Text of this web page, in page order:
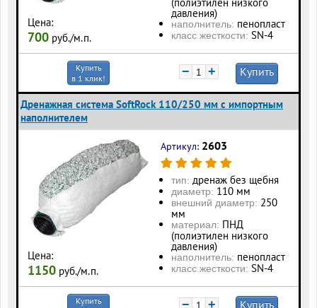
Цена:
700 руб./м.п.
давления)
наполнитель: пенопласт
класс жесткости: SN-4
Купить
в 1 клик!
− + Купить
Дренажная система SoftRock 110/250 мм с импортным
наполнителем
Цена:
1150 руб./м.п.
Артикул: 2603
тип: дренаж без щебня
диаметр: 110 мм
внешний диаметр: 250
мм
материал: ПНД
(полиэтилен низкого
давления)
наполнитель: пенопласт
класс жесткости: SN-4
Купить
− + Купить